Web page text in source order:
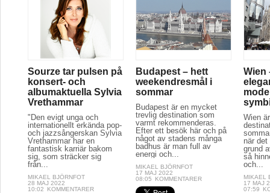
Sourze tar pulsen på
konsert- och
albumaktuella Sylvia
Vrethammar
"Den evigt unga och
internationellt erkända pop-
och jazzsångerskan Sylvia
Vrethammar har en
fantastisk karriär bakom
sig, som sträcker sig
från...
MIKAEL BJÖRNFOT
28 MAJ 2022
10:02
KOMMENTARER
Budapest – hett
weekendresmål i
sommar
Budapest är en mycket
trevlig destination som
varmt rekommenderas.
Efter ett besök här och på
något av stadens många
badhus är man full av
energi och...
MIKAEL BJÖRNFOT
17 MAJ 2022
08:05
KOMMENTARER
Wien
Wien
när det
grund
så
och...
MIKAEL
17 MAJ
07:59